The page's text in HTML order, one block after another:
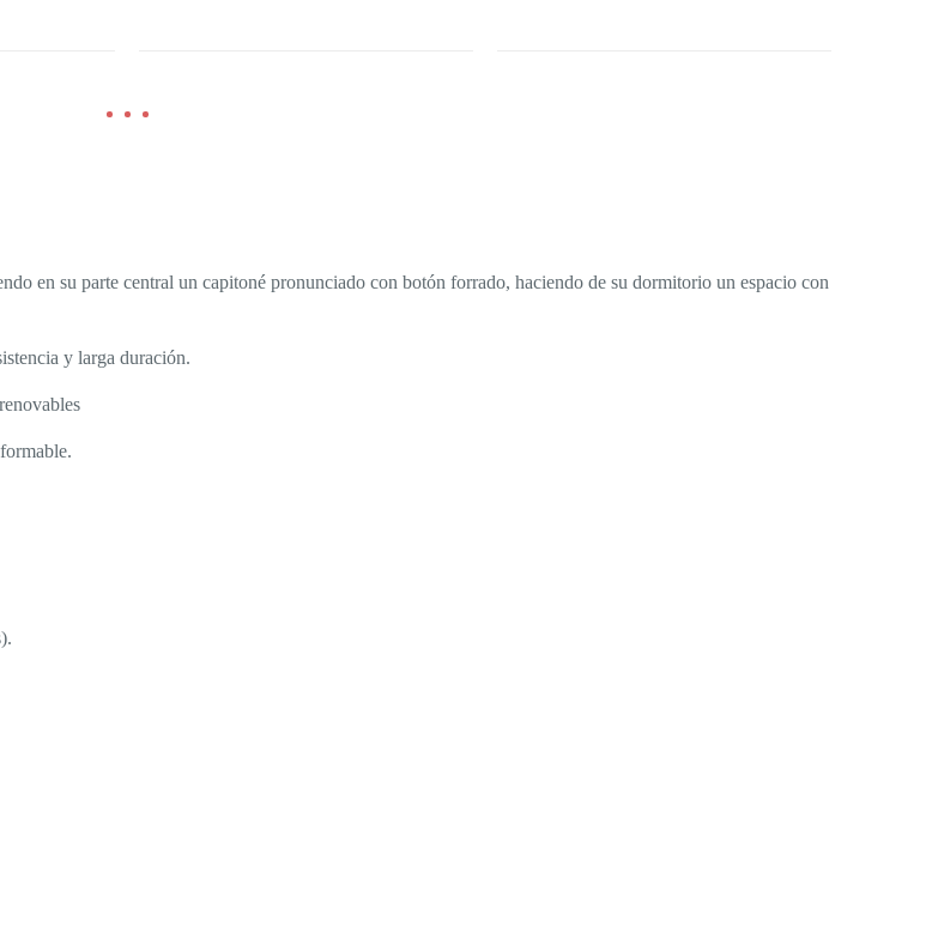
en su parte central un capitoné pronunciado con botón forrado, haciendo de su dormitorio un espacio con
y larga duración.